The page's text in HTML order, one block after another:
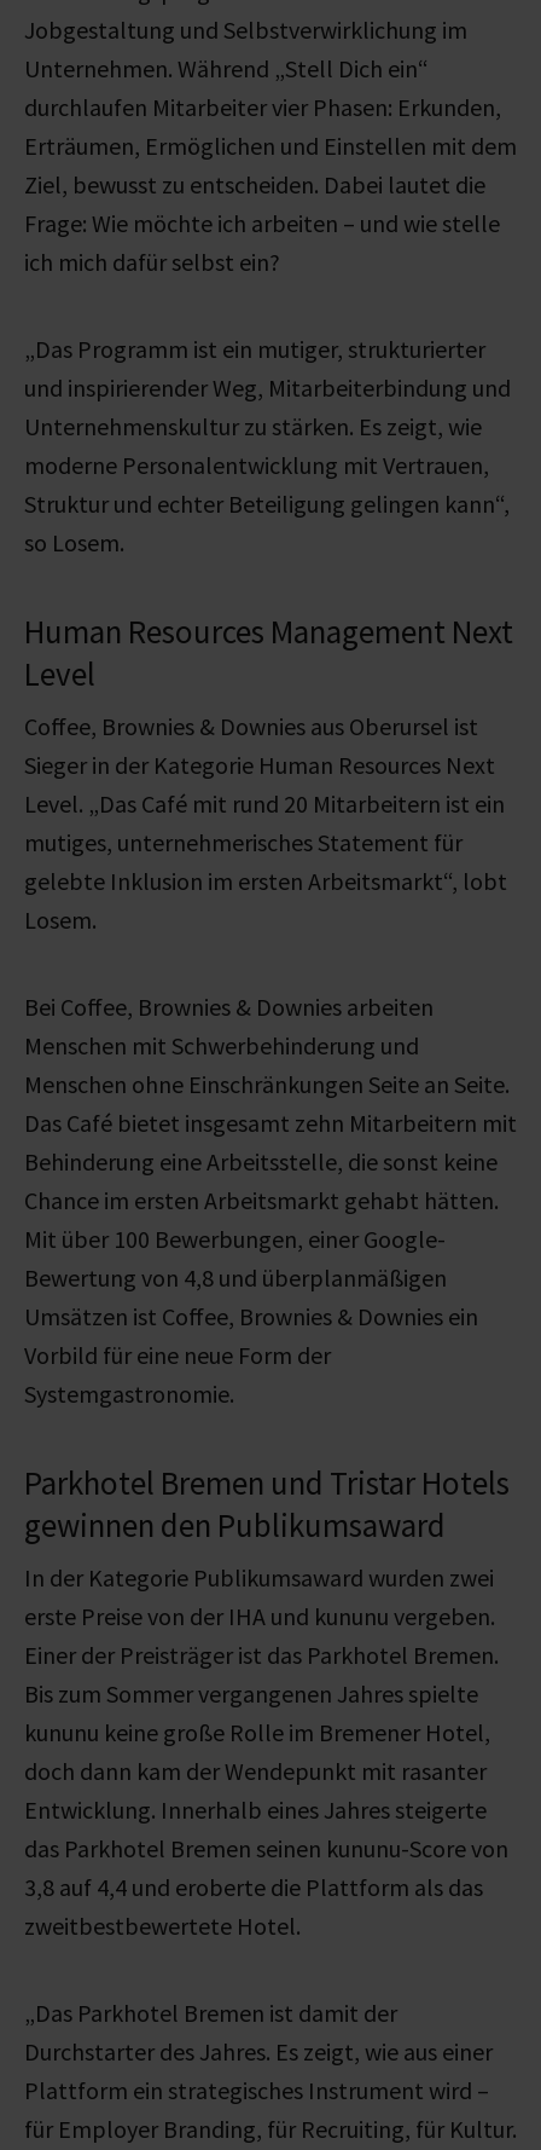
Jobgestaltung und Selbstverwirklichung im
Unternehmen. Während „Stell Dich ein“
durchlaufen Mitarbeiter vier Phasen: Erkunden,
Erträumen, Ermöglichen und Einstellen mit dem
Ziel, bewusst zu entscheiden. Dabei lautet die
Frage: Wie möchte ich arbeiten – und wie stelle
ich mich dafür selbst ein?
„Das Programm ist ein mutiger, strukturierter
und inspirierender Weg, Mitarbeiterbindung und
Unternehmenskultur zu stärken. Es zeigt, wie
moderne Personalentwicklung mit Vertrauen,
Struktur und echter Beteiligung gelingen kann“,
so Losem.
Human Resources Management Next
Level
Coffee, Brownies & Downies aus Oberursel ist
Sieger in der Kategorie Human Resources Next
Level. „Das Café mit rund 20 Mitarbeitern ist ein
mutiges, unternehmerisches Statement für
gelebte Inklusion im ersten Arbeitsmarkt“, lobt
Losem.
Bei Coffee, Brownies & Downies arbeiten
Menschen mit Schwerbehinderung und
Menschen ohne Einschränkungen Seite an Seite.
Das Café bietet insgesamt zehn Mitarbeitern mit
Behinderung eine Arbeitsstelle, die sonst keine
Chance im ersten Arbeitsmarkt gehabt hätten.
Mit über 100 Bewerbungen, einer Google-
Bewertung von 4,8 und überplanmäßigen
Umsätzen ist Coffee, Brownies & Downies ein
Vorbild für eine neue Form der
Systemgastronomie.
Parkhotel Bremen und Tristar Hotels
gewinnen den Publikumsaward
In der Kategorie Publikumsaward wurden zwei
erste Preise von der IHA und kununu vergeben.
Einer der Preisträger ist das Parkhotel Bremen.
Bis zum Sommer vergangenen Jahres spielte
kununu keine große Rolle im Bremener Hotel,
doch dann kam der Wendepunkt mit rasanter
Entwicklung. Innerhalb eines Jahres steigerte
das Parkhotel Bremen seinen kununu-Score von
3,8 auf 4,4 und eroberte die Plattform als das
zweitbestbewertete Hotel.
„Das Parkhotel Bremen ist damit der
Durchstarter des Jahres. Es zeigt, wie aus einer
Plattform ein strategisches Instrument wird –
für Employer Branding, für Recruiting, für Kultur.